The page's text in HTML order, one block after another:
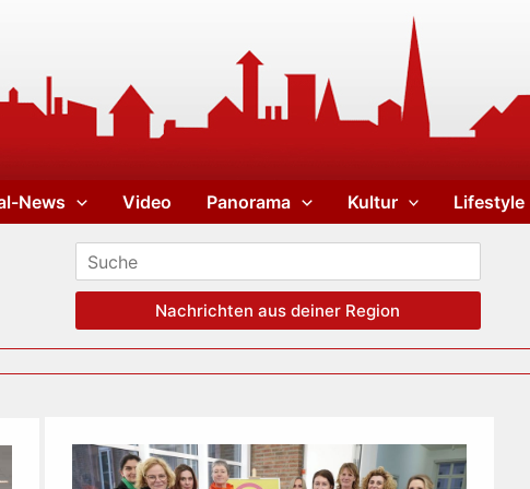
News Video Panorama Kultur Lifestyle
Nachrichten aus deiner Region